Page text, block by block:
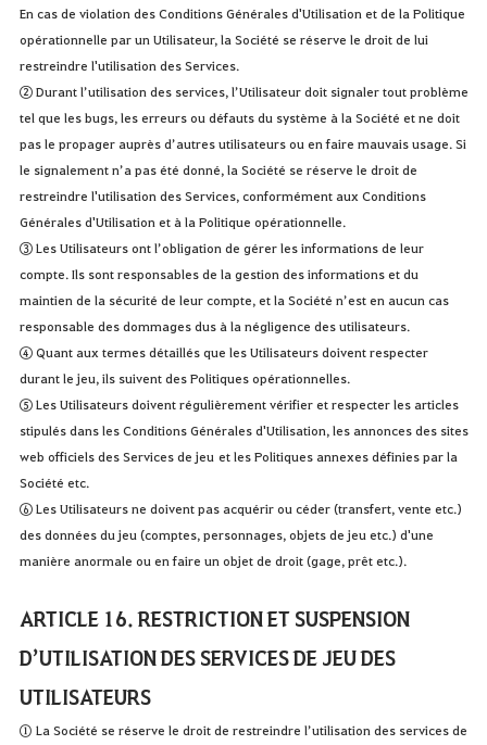
En cas de violation des Conditions Générales d'Utilisation et de la Politique
opérationnelle par un Utilisateur, la Société se réserve le droit de lui
restreindre l'utilisation des Services.
② Durant l’utilisation des services, l’Utilisateur doit signaler tout problème
tel que les bugs, les erreurs ou défauts du système à la Société et ne doit
pas le propager auprès d’autres utilisateurs ou en faire mauvais usage. Si
le signalement n’a pas été donné, la Société se réserve le droit de
restreindre l'utilisation des Services, conformément aux Conditions
Générales d'Utilisation et à la Politique opérationnelle.
③ Les Utilisateurs ont l’obligation de gérer les informations de leur
compte. Ils sont responsables de la gestion des informations et du
maintien de la sécurité de leur compte, et la Société n’est en aucun cas
responsable des dommages dus à la négligence des utilisateurs.
④ Quant aux termes détaillés que les Utilisateurs doivent respecter
durant le jeu, ils suivent des Politiques opérationnelles.
⑤ Les Utilisateurs doivent régulièrement vérifier et respecter les articles
stipulés dans les Conditions Générales d'Utilisation, les annonces des sites
web officiels des Services de jeu et les Politiques annexes définies par la
Société etc.
⑥ Les Utilisateurs ne doivent pas acquérir ou céder (transfert, vente etc.)
des données du jeu (comptes, personnages, objets de jeu etc.) d'une
manière anormale ou en faire un objet de droit (gage, prêt etc.).
ARTICLE 16. RESTRICTION ET SUSPENSION
D’UTILISATION DES SERVICES DE JEU DES
UTILISATEURS
① La Société se réserve le droit de restreindre l’utilisation des services de